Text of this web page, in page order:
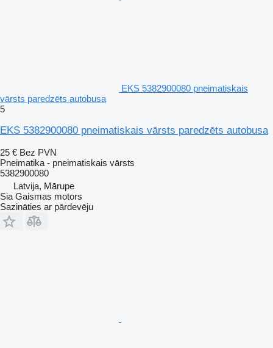
EKS 5382900080 pneimatiskais
vārsts paredzēts autobusa
5
EKS 5382900080 pneimatiskais vārsts paredzēts autobusa
25 € Bez PVN
Pneimatika - pneimatiskais vārsts
5382900080
Latvija, Mārupe
Sia Gaismas motors
Sazināties ar pārdevēju